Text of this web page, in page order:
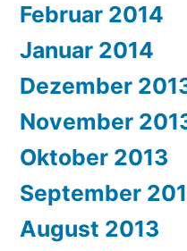
Februar 2014
Januar 2014
Dezember
November
Oktober 2013
September
August 2013